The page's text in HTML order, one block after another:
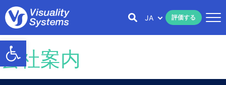
Open toolbar
評価する
JA
会社案内